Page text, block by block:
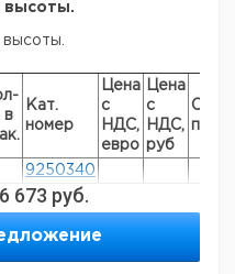
высоты.
Кат.
номер
Цена
с
НДС,
евро
Цена
с
НДС,
руб
Срок
9250340
9250350
9250351
то, что минимальный
6 673 руб.